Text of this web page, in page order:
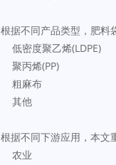
根据不同产品类型，肥料
    低密度聚乙烯(LDPE)
    聚丙烯(PP)
    粗麻布
    其他
根据不同下游应用，本文
    农业